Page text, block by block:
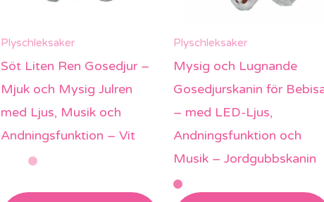
Plyschleksaker
Söt Liten Ren Gosedjur –
Mjuk och Mysig Julren
med Ljus, Musik och
Andningsfunktion – Vit
Plyschleksaker
Mysig och Lugnande
Gosedjurskanin för
– med LED-Ljus,
Andningsfunktion och
Musik – Jordgubbskanin